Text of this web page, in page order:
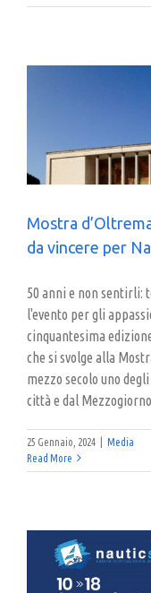
Mostra
da vincere per
50 anni e non sentirli:
l'evento per gli
cinquantesima
che si svolge alla
mezzo secolo uno
città e dal
25 Gennaio, 2024
Media
Read More